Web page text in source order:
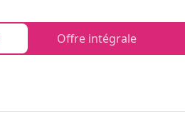
Offre intégrale